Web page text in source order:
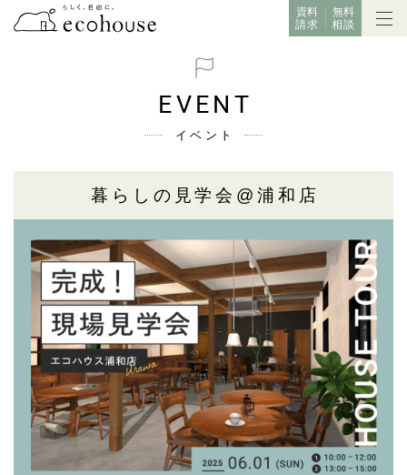
資料
請求
無料
相談
EVENT
イベント
暮らしの見学会@浦和店